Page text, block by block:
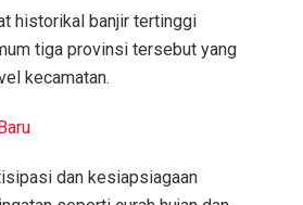
historikal banjir tertinggi
tiga provinsi tersebut yang
kecamatan.
dan kesiapsiagaan